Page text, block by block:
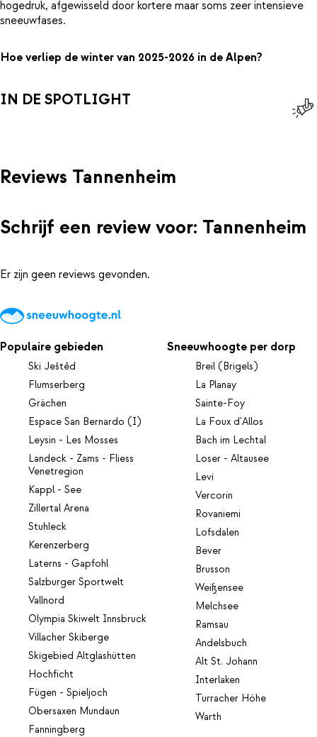
hogedruk, afgewisseld door kortere maar soms zeer intensieve
sneeuwfases.
Hoe verliep de winter van 2025-2026 in de Alpen?
IN DE SPOTLIGHT
Reviews Tannenheim
Schrijf een review voor: Tannenheim
Er zijn geen reviews gevonden.
Populaire gebieden
Ski Ještěd
Flumserberg
Grächen
Espace San Bernardo (I)
Leysin - Les Mosses
Landeck - Zams - Fliess
Venetregion
Kappl - See
Zillertal Arena
Stuhleck
Kerenzerberg
Laterns - Gapfohl
Salzburger Sportwelt
Vallnord
Olympia Skiwelt Innsbruck
Villacher Skiberge
Skigebied Altglashütten
Hochficht
Fügen - Spieljoch
Obersaxen Mundaun
Fanningberg
Sneeuwhoogte per dorp
Breil (Brigels)
La Planay
Sainte-Foy
La Foux d'Allos
Bach im Lechtal
Loser - Altausee
Levi
Vercorin
Rovaniemi
Lofsdalen
Bever
Brusson
Weißensee
Melchsee
Ramsau
Andelsbuch
Alt St. Johann
Interlaken
Turracher Höhe
Warth